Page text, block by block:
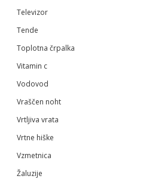
Televizor
Tende
Toplotna črpalka
Vitamin c
Vodovod
Vraščen noht
Vrtljiva vrata
Vrtne hiške
Vzmetnica
Žaluzije